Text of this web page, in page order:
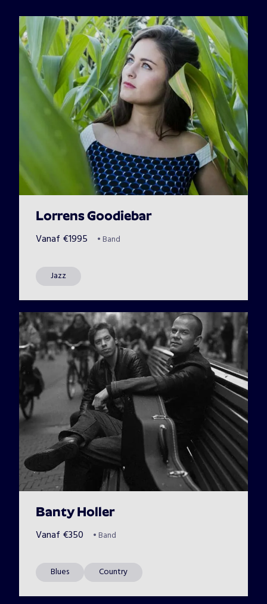
Lorrens Goodiebar
Vanaf €1995 • Band
Jazz
Banty Holler
Vanaf €350 • Band
Blues Country